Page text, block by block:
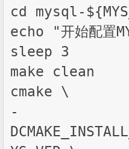
cd mysql-
echo "开始配置
sleep 3
make clean
cmake \
-